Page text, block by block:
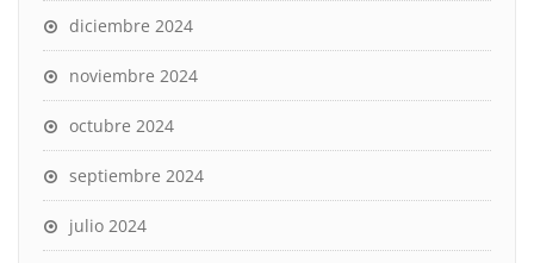
diciembre 2024
noviembre 2024
octubre 2024
septiembre 2024
julio 2024